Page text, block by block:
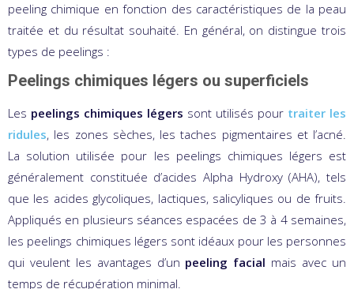
peeling chimique en fonction des caractéristiques de la peau
traitée et du résultat souhaité. En général, on distingue trois
types de peelings :
Peelings chimiques légers ou superficiels
Les peelings chimiques légers sont utilisés pour traiter les
ridules, les zones sèches, les taches pigmentaires et l’acné.
La solution utilisée pour les peelings chimiques légers est
généralement constituée d’acides Alpha Hydroxy (AHA), tels
que les acides glycoliques, lactiques, salicyliques ou de fruits.
Appliqués en plusieurs séances espacées de 3 à 4 semaines,
les peelings chimiques légers sont idéaux pour les personnes
qui veulent les avantages d’un peeling facial mais avec un
temps de récupération minimal.